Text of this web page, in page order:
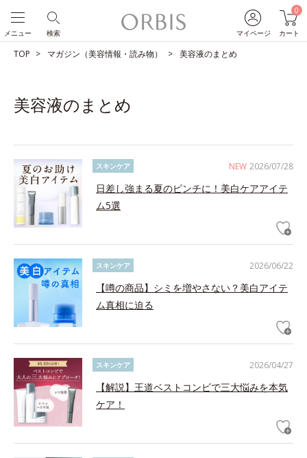
マイページ
0
カート
検索
メニュー
TOP マガジン（美容情報・読み物） 美容液のまとめ
美容液のまとめ
NEW 2026/07/28
スキンケア
日差し強まる夏のピンチに！美白ケアアイテ
ム5選
2026/06/22
スキンケア
【噂の商品】シミを増やさない？美白アイテ
ム真相に迫る
2026/04/27
スキンケア
【解説】王道ベストコンビで三大悩みを本気
ケア！